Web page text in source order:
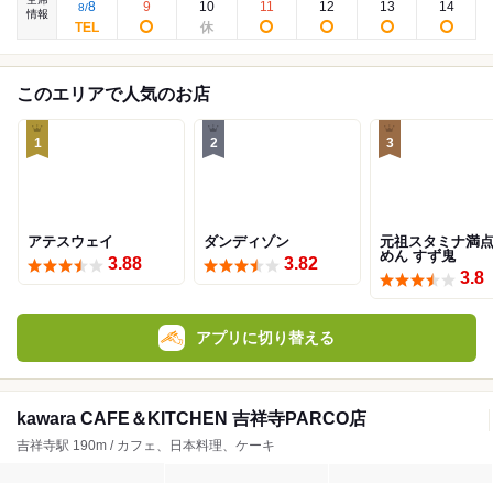
情報
8/8 9 10 11 12 13 14
このエリアで人気のお店
1
アテスウェイ
3.88
2
ダンディゾン
3.82
3
元祖スタミナ満
めん すず鬼
3.8
アプリに切り替える
kawara CAFE＆KITCHEN 吉祥寺PARCO店
吉祥寺駅 190m / カフェ、日本料理、ケーキ